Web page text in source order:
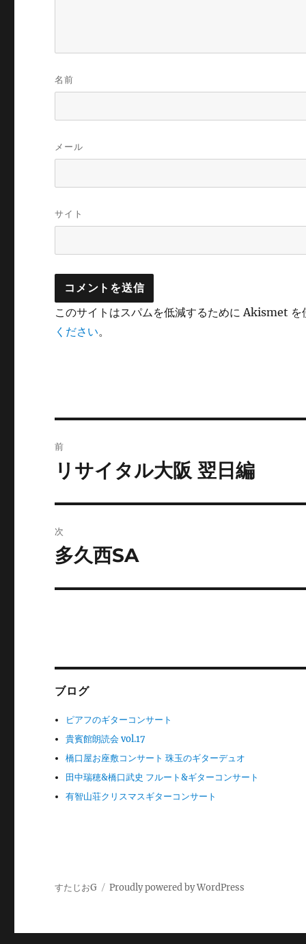
名前
メール
サイト
このサイトはスパムを低減するために Akismet を
ください。
稿
ゲ
ン
前
前
投
稿:
リサイタル大阪 翌日編
次
次
投
多久西SA
ブログ
ピアフのギターコンサート
貴賓館朗読会 vol.17
橋口屋お座敷コンサート 珠玉のギターデュオ
田中瑞穂&橋口武史 フルート&ギターコンサート
有智山荘クリスマスギターコンサート
すたじおG Proudly powered by WordPress